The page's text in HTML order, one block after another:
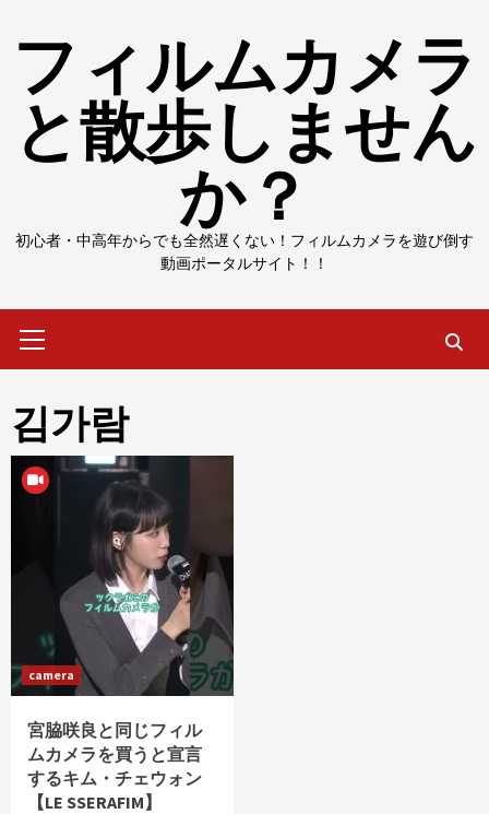
content
フィルムカメラ
と散歩しません
か？
初心者・中高年からでも全然遅くない！フィルムカメラを遊び倒す
動画ポータルサイト！！
Menu
김가람
camera
宮脇咲良と同じフィル
ムカメラを買うと宣言
するキム・チェウォン
【LE SSERAFIM】